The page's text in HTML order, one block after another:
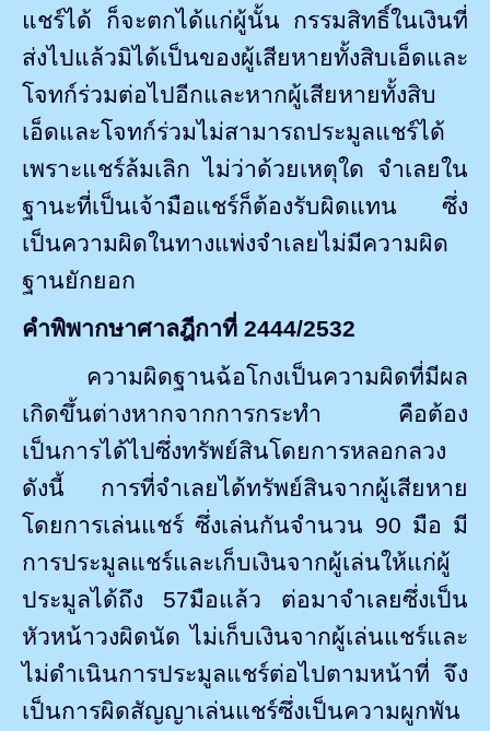
แชร์ได้ ก็จะตกได้แก่ผู้นั้น กรรมสิทธิ์ในเงินที่
ส่งไปแล้วมิได้เป็นของผู้เสียหายทั้งสิบเอ็ดและ
โจทก์ร่วมต่อไปอีกและหากผู้เสียหายทั้งสิบ
เอ็ดและโจทก์ร่วมไม่สามารถประมูลแชร์ได้
เพราะแชร์ล้มเลิก ไม่ว่าด้วยเหตุใด จำเลยใน
ฐานะที่เป็นเจ้ามือแชร์ก็ต้องรับผิดแทน ซึ่ง
เป็นความผิดในทางแพ่งจำเลยไม่มีความผิด
ฐานยักยอก
คำพิพากษาศาลฎีกาที่ 2444/2532
ความผิดฐานฉ้อโกงเป็นความผิดที่มีผล
เกิดขึ้นต่างหากจากการกระทำ คือต้อง
เป็นการได้ไปซึ่งทรัพย์สินโดยการหลอกลวง
ดังนี้ การที่จำเลยได้ทรัพย์สินจากผู้เสียหาย
โดยการเล่นแชร์ ซึ่งเล่นกันจำนวน 90 มือ มี
การประมูลแชร์และเก็บเงินจากผู้เล่นให้แก่ผู้
ประมูลได้ถึง 57มือแล้ว ต่อมาจำเลยซึ่งเป็น
หัวหน้าวงผิดนัด ไม่เก็บเงินจากผู้เล่นแชร์และ
ไม่ดำเนินการประมูลแชร์ต่อไปตามหน้าที่ จึง
เป็นการผิดสัญญาเล่นแชร์ซึ่งเป็นความผูกพัน